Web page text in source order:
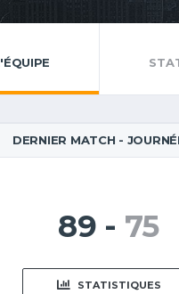
DERNIER MATCH -
89 - 75
STATISTIQUES